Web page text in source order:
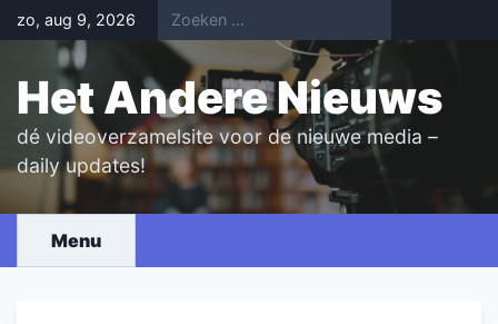
Skip
to
content
zo, aug 9, 2026
Het Andere Nieuws
dé videoverzamelsite voor de nieuwe media –
daily updates!
Menu